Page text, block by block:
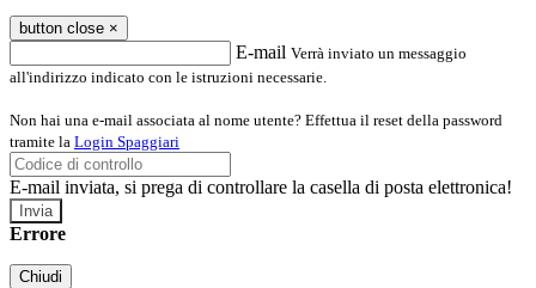
button close ×
E-mail Verrà inviato un messaggio
all'indirizzo indicato con le istruzioni necessarie.
Non hai una e-mail associata al nome utente? Effettua il reset della password
tramite la Login Spaggiari
E-mail inviata, si prega di controllare la casella di posta elettronica!
Errore
Chiudi